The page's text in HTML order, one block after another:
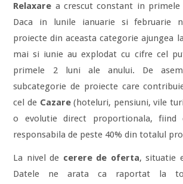
Relaxare a crescut constant in
Daca in lunile ianuarie si februarie
proiecte din aceasta categorie ajungea la
mai si iunie au explodat cu cifre cel
primele 2 luni ale anului. De
subcategorie de proiecte care
cel de Cazare(hoteluri, pensiuni, vile
o evolutie direct proportionala, fiind
responsabila de peste 40% din totalul
La nivel de cerere de oferta, situatie
Datele ne arata ca raportat la